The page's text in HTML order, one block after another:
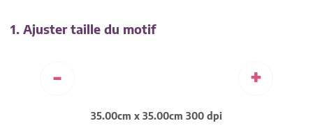
1. Ajuster taille du motif
- +
35.00cm x 35.00cm 300 dpi